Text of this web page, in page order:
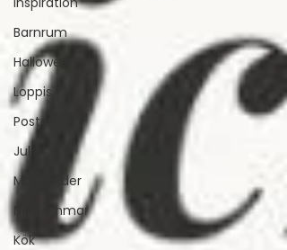
Barnrum
Halloween
Loppis
Poster
Jul
Målarbilder
Midsommar
Kök